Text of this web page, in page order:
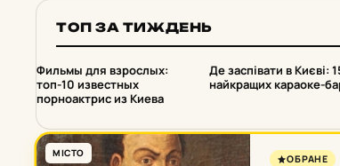
ТОП ЗА ТИЖДЕНЬ
1
Фильмы для взрослых:
топ-10 известных
порноактрис из Киева
2
Де заспівати в Києві:
найкращих караоке-
МІСТО ОБРАНЕ